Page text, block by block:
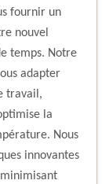
fournir un
nouvel
temps. Notre
adapter
travail,
la
Nous
innovantes